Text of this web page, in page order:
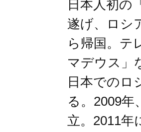
日本人初の
遂げ、ロシ
ら帰国。テ
マデウス」
日本でのロ
る。2009
立。2011年